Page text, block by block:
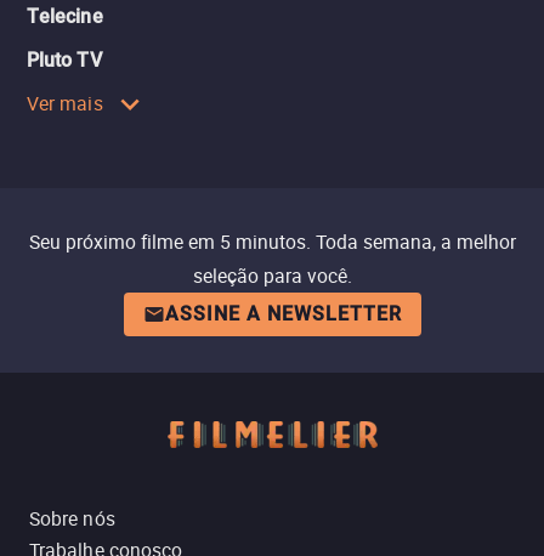
Telecine
Pluto TV
Ver mais
Seu próximo filme em 5 minutos. Toda semana, a melhor
seleção para você.
ASSINE A NEWSLETTER
Sobre nós
Trabalhe conosco